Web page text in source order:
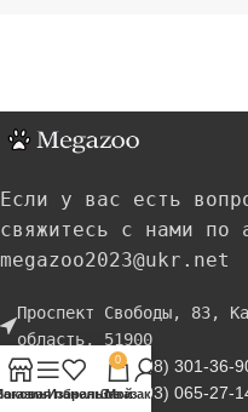
Если у вас есть
свяжитесь с нами по
megazoo2023@ukr.net
Проспект Свободы, 83,
область, 51900
Телефон:+38 (098) 301-36-
Телефон:+38 (093) 065-27-
панель
Избранное
0
Заказ
Мой аккаунт